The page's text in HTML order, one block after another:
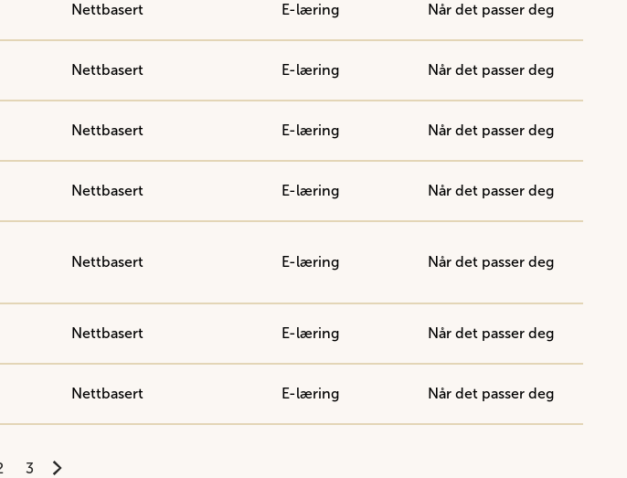
Nettbasert E-læring Når det passer deg
Nettbasert E-læring Når det passer deg
Nettbasert E-læring Når det passer deg
Nettbasert E-læring Når det passer deg
Nettbasert E-læring Når det passer deg
Nettbasert E-læring Når det passer deg
Nettbasert E-læring Når det passer deg
3